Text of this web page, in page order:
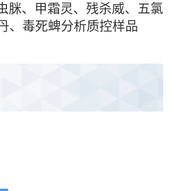
脒、甲霜灵、残杀威、五氯
、毒死蜱分析质控样品